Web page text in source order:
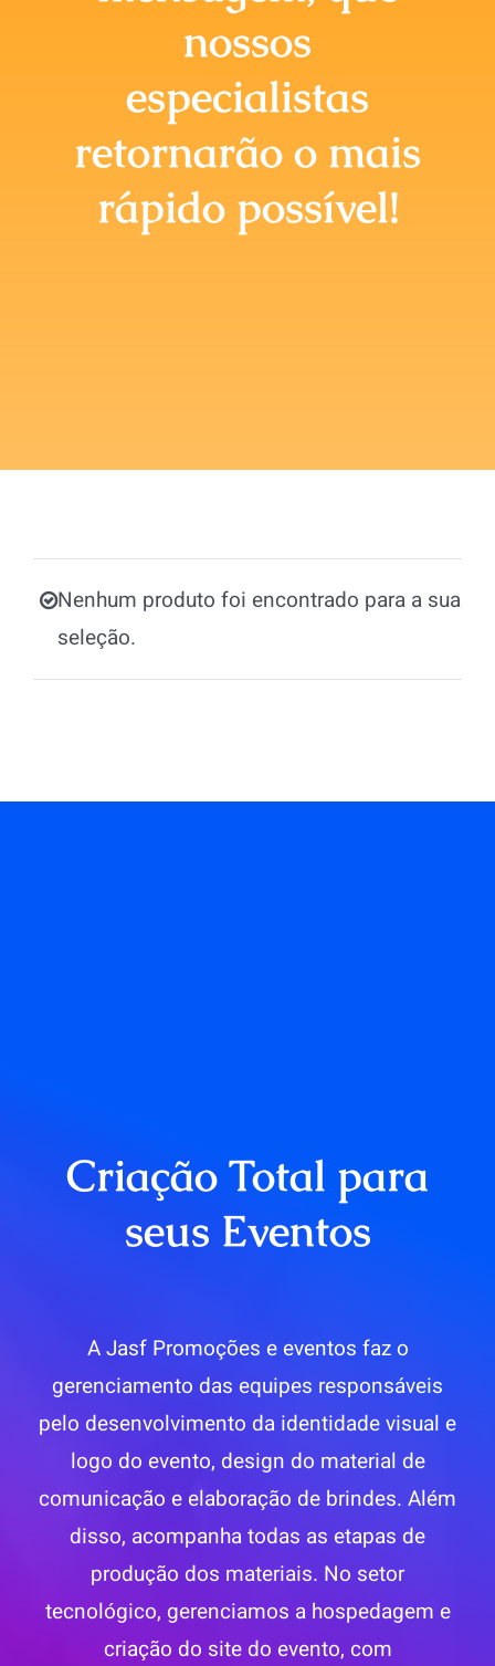
nossos
especialistas
retornarão o mais
rápido possível!
Nenhum produto foi encontrado para a sua
seleção.
Criação Total para
seus Eventos
A Jasf Promoções e eventos faz o
gerenciamento das equipes responsáveis
pelo desenvolvimento da identidade visual e
logo do evento, design do material de
comunicação e elaboração de brindes. Além
disso, acompanha todas as etapas de
produção dos materiais. No setor
tecnológico, gerenciamos a hospedagem e
criação do site do evento, com